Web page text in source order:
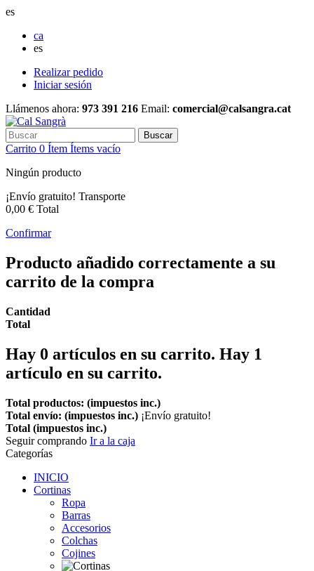
es
ca
es
Realizar pedido
Iniciar sesión
Llámenos ahora: 973 391 216 Email: comercial@calsangra.cat
Buscar
Carrito 0 Ítem Ítems vacío
Ningún producto
¡Envío gratuito! Transporte
0,00 € Total
Confirmar
Producto añadido correctamente a su
carrito de la compra
Cantidad
Total
Hay 0 artículos en su carrito. Hay 1
artículo en su carrito.
Total productos: (impuestos inc.)
Total envío: (impuestos inc.) ¡Envío gratuito!
Total (impuestos inc.)
Seguir comprando Ir a la caja
Categorías
INICIO
Cortinas
Ropa
Barras
Accesorios
Colchas
Cojines